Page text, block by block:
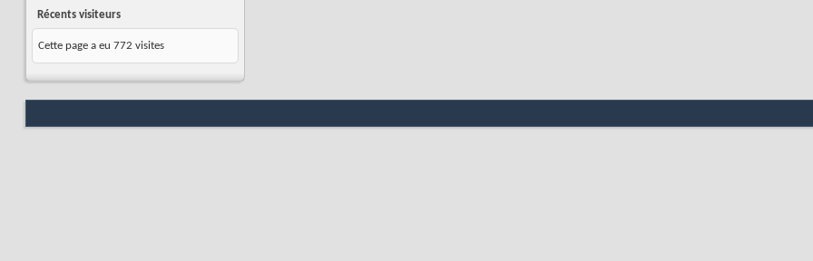
Récents visiteurs
Cette page a eu 772 visites